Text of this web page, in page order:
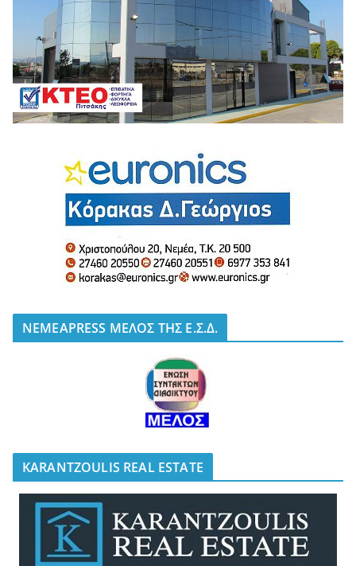
NEMEAPRESS ΜΕΛΟΣ ΤΗΣ Ε.Σ.Δ.
KARANTZOULIS REAL ESTATE